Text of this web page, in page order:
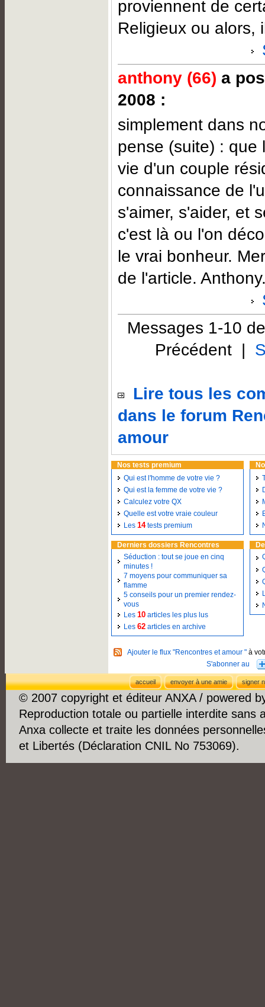
proviennent de
Religieux ou alors,
anthony (66) a
2008 :
simplement dans
pense (suite) : que
vie d'un couple
connaissance de
s'aimer, s'aider, et
c'est là ou l'on
le vrai bonheur.
de l'article.
Messages 1-10
Précédent |
Lire tous les
dans le forum
amour
Nos tests premium
Qui est l'homme de votre vie ?
Qui est la femme de votre vie ?
Calculez votre QX
Quelle est votre vraie couleur
Les 14tests premium
Derniers dossiers Rencontres
Séduction : tout se joue en cinq
minutes !
7 moyens pour communiquer sa
flamme
5 conseils pour un premier rendez-
vous
Les 10 articles les plus lus
Les 62 articles en archive
Ajouter le flux "Rencontres et amour " à
accueil envoyer à une amie signer
© 2007 copyright et éditeur ANXA / powered
Reproduction totale ou partielle interdite sans
Anxa collecte et traite les données
et Libertés (Déclaration CNIL No 753069).